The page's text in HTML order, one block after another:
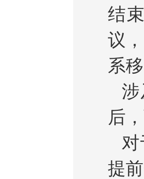
结
议
系
后
提